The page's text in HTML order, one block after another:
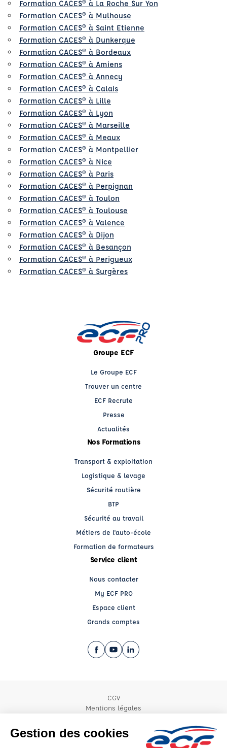
Formation CACES® à La Roche Sur Yon
Formation CACES® à Mulhouse
Formation CACES® à Saint Etienne
Formation CACES® à Dunkerque
Formation CACES® à Bordeaux
Formation CACES® à Amiens
Formation CACES® à Annecy
Formation CACES® à Calais
Formation CACES® à Lille
Formation CACES® à Lyon
Formation CACES® à Marseille
Formation CACES® à Meaux
Formation CACES® à Montpellier
Formation CACES® à Nice
Formation CACES® à Paris
Formation CACES® à Perpignan
Formation CACES® à Toulon
Formation CACES® à Toulouse
Formation CACES® à Valence
Formation CACES® à Dijon
Formation CACES® à Besançon
Formation CACES® à Perigueux
Formation CACES® à Surgères
Groupe ECF
Le Groupe ECF
Trouver un centre
ECF Recrute
Presse
Actualités
Nos Formations
Transport & exploitation
Logistique & levage
Sécurité routière
BTP
Sécurité au travail
Métiers de l'auto-école
Formation de formateurs
Service client
Nous contacter
My ECF PRO
Espace client
Grands comptes
Facebook (nouvelle fenêtre)
YouTube (nouvelle fenêtre)
LinkedIn (nouvelle fenêtre)
CGV
Mentions légales
© 2026 École de Conduite Française. Tous droits réservés